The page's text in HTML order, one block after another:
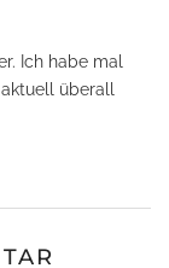
Ich habe mal
überall